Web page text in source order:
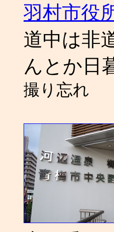
羽村市役
道中は非
んとか日
撮り忘れ